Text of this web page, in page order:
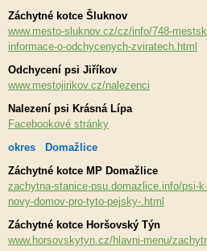
Záchytné kotce Šluknov
www.mesto-sluknov.cz/cz/info/748-
informace-o-odchycenych-zviratech.html
Odchycení psi Jiříkov
www.mestojirikov.cz/nalezenci
Nalezení psi Krásná Lípa
Facebookové stránky
okres Domažlice
Záchytné kotce MP Domažlice
zachytna-stanice-psu.domazlice.info/psi-
novy-domov-pro-tyto-pejsky-.html
Záchytné kotce Horšovský Týn
www.horsovskytyn.cz/hlavni-menu/